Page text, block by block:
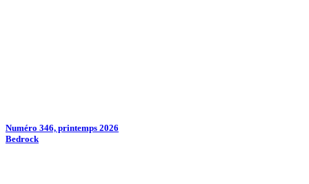
Numéro 346, printemps 2026
Bedrock